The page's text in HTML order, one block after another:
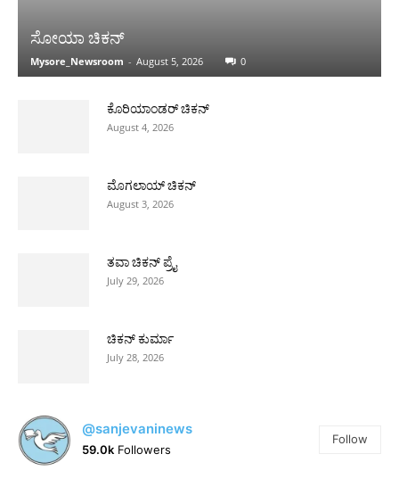
ಸೋಯಾ ಚಿಕನ್
Mysore_Newsroom - August 5, 2026 0
ಕೊರಿಯಾಂಡರ್ ಚಿಕನ್
August 4, 2026
ಮೊಗಲಾಯ್ ಚಿಕನ್
August 3, 2026
ತವಾ ಚಿಕನ್ ಪ್ರೈ
July 29, 2026
ಚಿಕನ್ ಕುರ್ಮಾ
July 28, 2026
@sanjevaninews
59.0k Followers
Follow